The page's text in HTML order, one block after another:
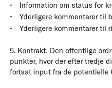
Information om status for
Yderligere kommentarer til
Yderligere kommentarer til
5. Kontrakt. Den offentlige
punkter, hvor der efter tredje
fortsat input fra de potentielle